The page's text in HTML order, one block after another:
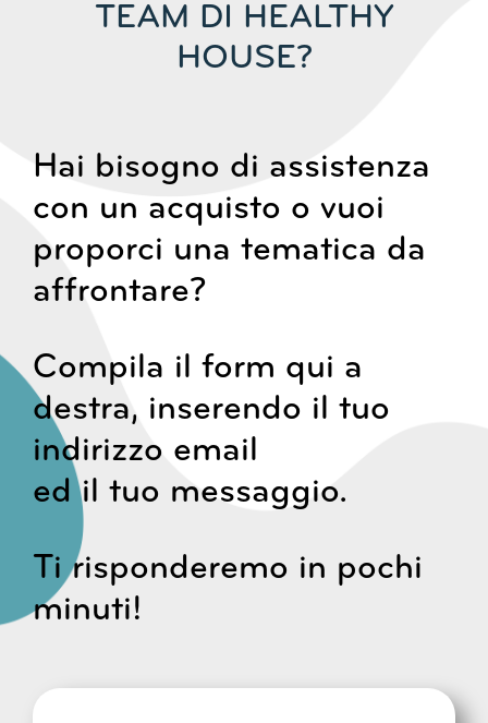
TEAM DI HEALTHY
HOUSE?
Hai bisogno di assistenza
con un acquisto o vuoi
proporci una tematica da
affrontare?
Compila il form qui a
destra, inserendo il tuo
indirizzo email
ed il tuo messaggio.
Ti risponderemo in pochi
minuti!